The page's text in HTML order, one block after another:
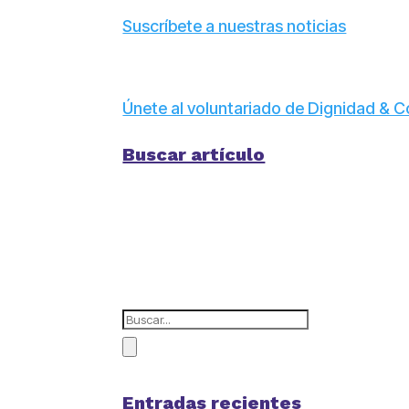
Suscríbete a nuestras noticias
Únete al voluntariado de Dignidad &
Buscar artículo
Entradas recientes